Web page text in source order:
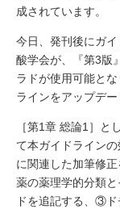
成されています。
今日、発刊後にガ
酸学会が、『第3版
ラドが使用可能と
ラインをアップデ
［第1章 総論1］
て本ガイドライン
に関連した加筆修
薬の薬理学的分類
ドを追記する、③